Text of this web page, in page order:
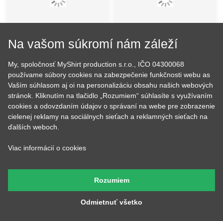
Evolúcia parašutista
Na vašom súkromí nám záleží
My, spoločnosť MyShirt production s.r.o., IČO 04300068
používame súbory cookies na zabezpečenie funkčnosti webu as
Vaším súhlasom aj oi na personalizáciu obsahu našich webových
stránok. Kliknutím na tlačidlo „Rozumiem“ súhlasíte s využívaním
cookies a odovzdaním údajov o správaní na webe pre zobrazenie
cielenej reklamy na sociálnych sieťach a reklamných sieťach na
ďalších weboch.
Viac informácií o cookies
Odmietnuť všetko
Rozumiem